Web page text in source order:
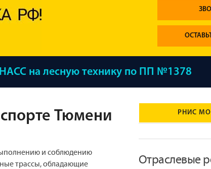
на лесную технику по ПП №1378
Тюмени
и соблюдению
трассы, обладающие
РНИС
Отраслевые